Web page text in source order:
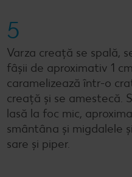
5
Varza creață se spală,
fâșii de aproximativ 1
caramelizează într-o
creață și se amestecă.
lasă la foc mic,
smântâna și migdalele
sare și piper.